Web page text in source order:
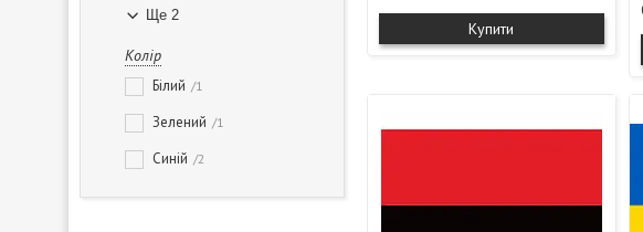
Ще 2
Колір
Білий 1
Зелений 1
Синій 2
Купити